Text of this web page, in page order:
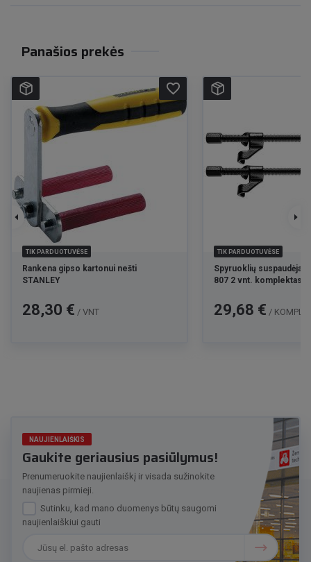
Panašios prekės
TIK PARDUOTUVĖSE
Rankena gipso kartonui nešti
STANLEY
Kaina
28,30 € / VNT
favorite_border
TIK PARDUOTUVĖSE
Spyruoklių suspaudėjas
807 2 vnt. komplektas
Kaina
29,68 € / KOMPL
NAUJIENLAIŠKIS
Gaukite geriausius pasiūlymus!
Prenumeruokite naujienlaiškį ir visada sužinokite
naujienas pirmieji.
Sutinku, kad mano duomenys būtų saugomi
naujienlaiškiui gauti